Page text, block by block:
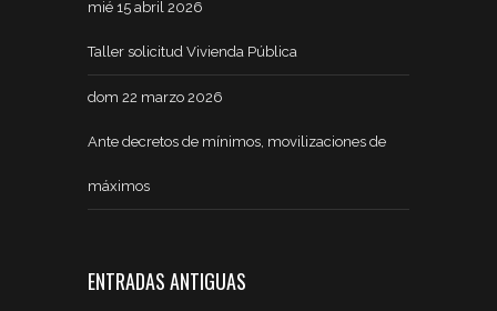
mié 15 abril 2026
Taller solicitud Vivienda Pública
dom 22 marzo 2026
Ante decretos de mínimos, movilizaciones de
máximos
ENTRADAS ANTIGUAS